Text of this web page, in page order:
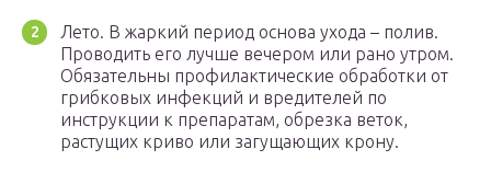
Лето. В жаркий период основа ухода – полив.
Проводить его лучше вечером или рано утром.
Обязательны профилактические обработки от
грибковых инфекций и вредителей по
инструкции к препаратам, обрезка веток,
растущих криво или загущающих крону.